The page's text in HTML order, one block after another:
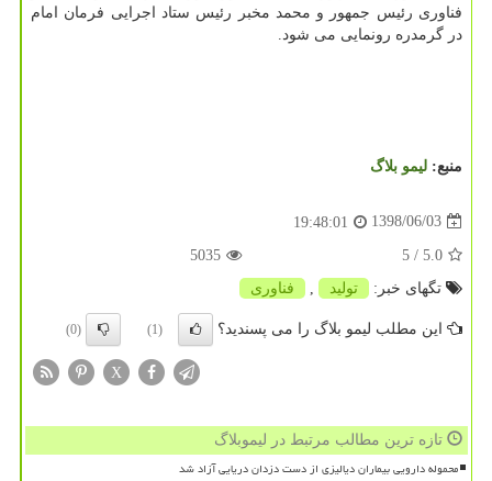
فناوری رئیس جمهور و محمد مخبر رئیس ستاد اجرایی فرمان امام
در گرمدره رونمایی می شود.
منبع: لیمو بلاگ
1398/06/03
19:48:01
5.0
/ 5
5035
تگهای خبر:
تولید فناوری
این مطلب لیمو بلاگ را می پسندید؟ (1)
(0)
X
تازه ترین مطالب مرتبط در لیموبلاگ
محموله دارویی بیماران دیالیزی از دست دزدان دریایی آزاد شد